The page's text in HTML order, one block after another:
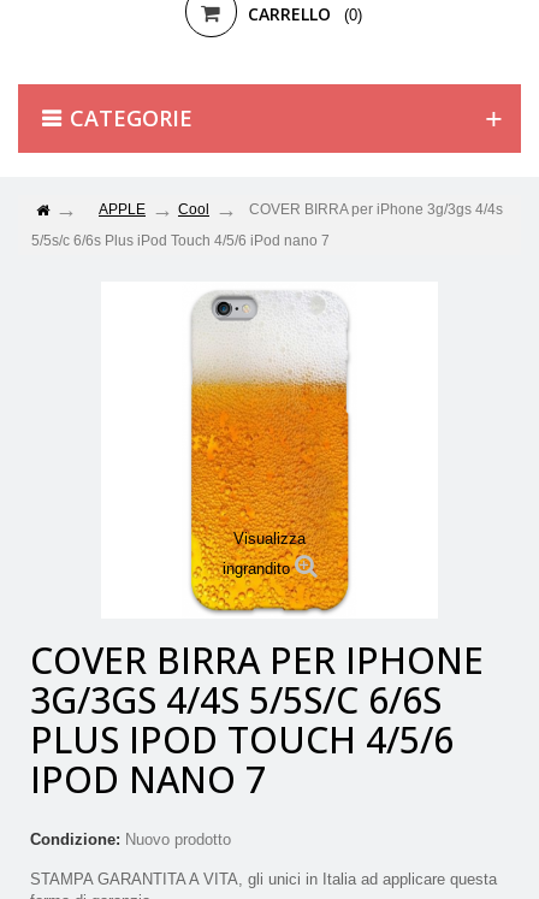
CARRELLO (0)
CATEGORIE
APPLE Cool
COVER BIRRA per iPhone 3g/3gs 4/4s
5/5s/c 6/6s Plus iPod Touch 4/5/6 iPod nano 7
Visualizza
ingrandito
COVER BIRRA PER IPHONE
3G/3GS 4/4S 5/5S/C 6/6S
PLUS IPOD TOUCH 4/5/6
IPOD NANO 7
Condizione: Nuovo prodotto
STAMPA GARANTITA A VITA, gli unici in Italia ad applicare questa